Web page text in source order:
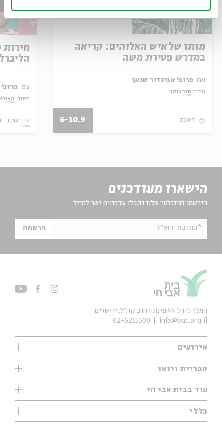
מותו של איש האלוהים: קריאה
במדרש פטירת משה
עם:
מתוך:סדר בוקר
zoom
6-10.9
עם: פרופ'
מתוך:
סדר בוקר
הישארו מעודכנים
הירשמו לניוזלטר שלנו וקבלו עדכונים ישר למייל
*כתובת דוא"ל הרשמה
אירועים
עיון
אנגלית
נוער
סדרות
ספריית וידאו
ילדים
מוזיקה
עיון
מיוחדים
עוד בבית אבי חי
תערוכות
מיוחדים
כללי
אודות
המלך ג'ורג' 44 פינת רחוב קק״ל, ירושלים
info@bac.org.il
02-6215300